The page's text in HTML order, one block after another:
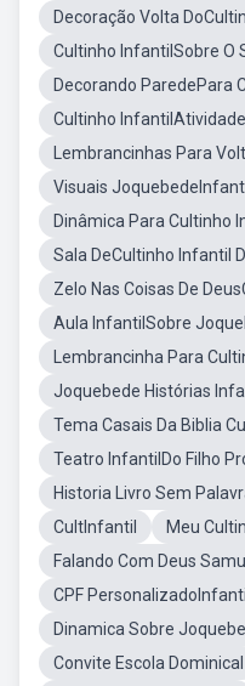
Decoração Volta
Cultinho InfantilSobre O
Decorando ParedePara
Cultinho
Lembrancinhas Para
Visuais
Dinâmica Para Cultinho
Sala DeCultinho Infantil
Zelo Nas Coisas De
Aula InfantilSobre
Lembrancinha Para
Joquebede Histórias
Tema Casais Da Biblia
Teatro InfantilDo Filho
Historia Livro Sem
CultInfantil
Meu
Falando Com Deus
CPF PersonalizadoInfantil
Dinamica Sobre
Convite Escola Dominical